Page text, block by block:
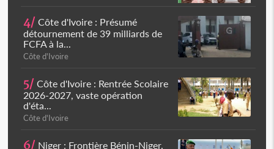
4/ Côte d'Ivoire : Présumé
détournement de 39 milliards de
FCFA à la...
Côte d'Ivoire
5/ Côte d'Ivoire : Rentrée Scolaire
2026-2027, vaste opération
d'éta...
Côte d'Ivoire
6/ Niger : Frontière Bénin-Niger,